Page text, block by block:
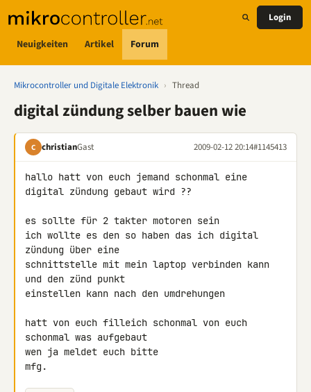
Neuigkeiten Artikel Forum
Login
Mikrocontroller und Digitale Elektronik › Thread
digital zündung selber bauen wie
C christianGast 2009-02-12 20:14#1145413
hallo hatt von euch jemand schonmal eine
digital zündung gebaut wird ??
es sollte für 2 takter motoren sein
ich wollte es den so haben das ich digital
zündung über eine
schnittstelle mit mein laptop verbinden kann
und den zünd punkt
einstellen kann nach den umdrehungen
hatt von euch filleich schonmal von euch
schonmal was aufgebaut
wen ja meldet euch bitte
mfg.